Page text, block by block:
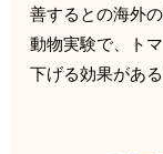
善するとの海外
動物実験で、
ト
下げる効果があ